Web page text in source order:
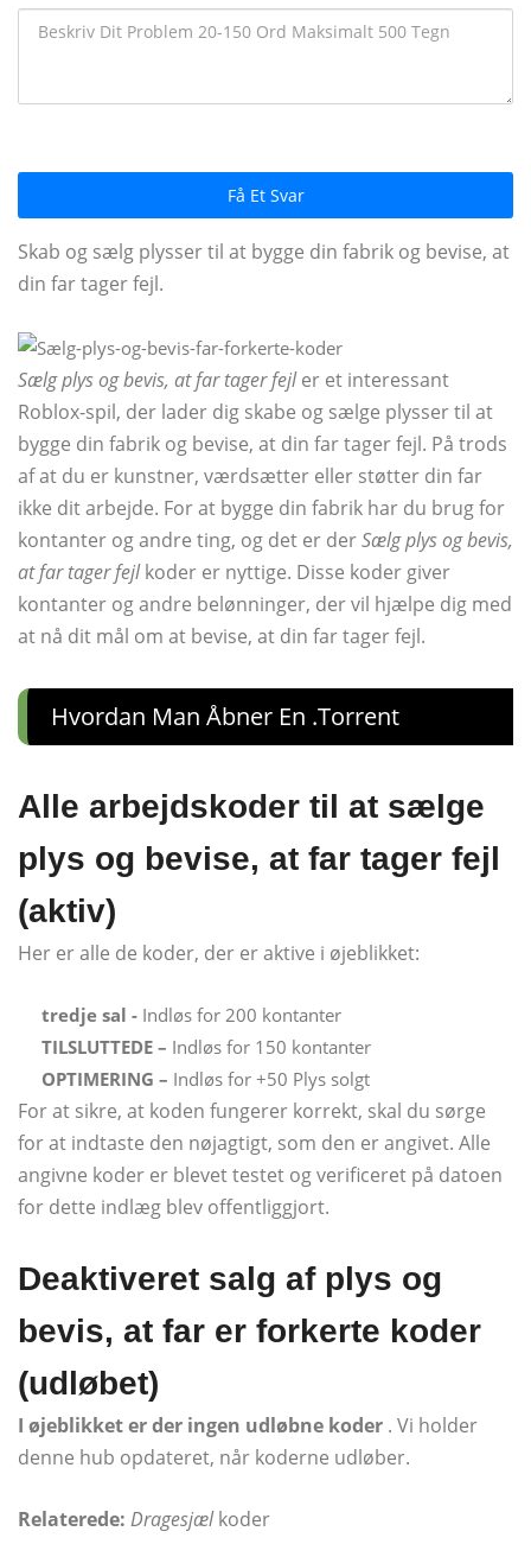
Få Et Svar
Skab og sælg plysser til at bygge din fabrik og bevise, at
din far tager fejl.
Sælg plys og bevis, at far tager fejler et interessant
Roblox-spil, der lader dig skabe og sælge plysser til at
bygge din fabrik og bevise, at din far tager fejl. På trods
af at du er kunstner, værdsætter eller støtter din far
ikke dit arbejde. For at bygge din fabrik har du brug for
kontanter og andre ting, og det er derSælg plys og bevis,
at far tager fejlkoder er nyttige. Disse koder giver
kontanter og andre belønninger, der vil hjælpe dig med
at nå dit mål om at bevise, at din far tager fejl.
Hvordan Man Åbner En .torrent
Alle arbejdskoder til at sælge
plys og bevise, at far tager fejl
(aktiv)
Her er alle de koder, der er aktive i øjeblikket:
tredje sal - Indløs for 200 kontanter
TILSLUTTEDE – Indløs for 150 kontanter
OPTIMERING – Indløs for +50 Plys solgt
For at sikre, at koden fungerer korrekt, skal du sørge
for at indtaste den nøjagtigt, som den er angivet. Alle
angivne koder er blevet testet og verificeret på datoen
for dette indlæg blev offentliggjort.
Deaktiveret salg af plys og
bevis, at far er forkerte koder
(udløbet)
I øjeblikket er der ingen udløbne koder . Vi holder
denne hub opdateret, når koderne udløber.
Relaterede: Dragesjælkoder